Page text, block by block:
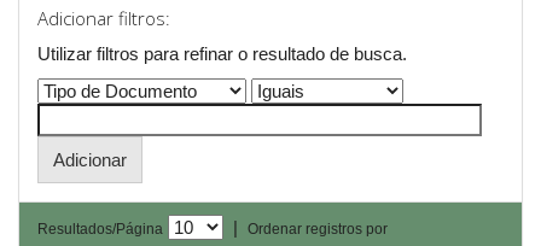
Adicionar filtros:
Utilizar filtros para refinar o resultado de busca.
Resultados/Página |
Ordenar registros por